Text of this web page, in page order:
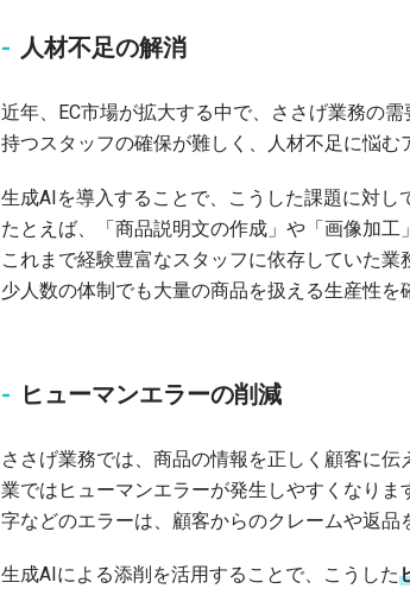
人材不足の解消
近年、EC市場が拡大する中で、ささげ業務の
持つスタッフの確保が難しく、人材不足に悩む
生成AIを導入することで、こうした課題に対し
たとえば、「商品説明文の作成」や「画像加工
これまで経験豊富なスタッフに依存していた業
少人数の体制でも大量の商品を扱える生産性を
ヒューマンエラーの削減
ささげ業務では、商品の情報を正しく顧客に
業ではヒューマンエラーが発生しやすくなり
字などのエラーは、顧客からのクレームや返品
生成AIによる添削を活用することで、こうした